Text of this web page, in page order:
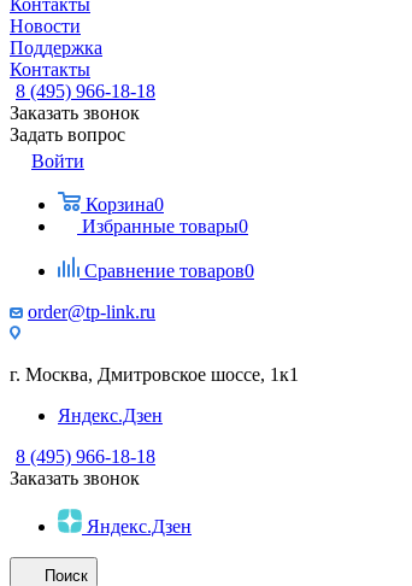
Контакты
Новости
Поддержка
Контакты
8 (495) 966-18-18
Заказать звонок
Задать вопрос
Войти
Корзина0
Избранные товары0
Сравнение товаров0
order@tp-link.ru
г. Москва, Дмитровское шоссе, 1к1
Яндекс.Дзен
8 (495) 966-18-18
Заказать звонок
Яндекс.Дзен
Поиск